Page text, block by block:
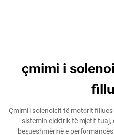
çmimi i
Çmimi i solenoidit të motorit
sistemin elektrik të mjetit tuaj,
besueshmërinë e